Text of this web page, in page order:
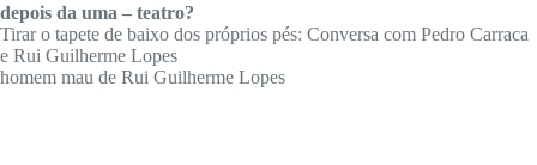
depois da uma – teatro?
Tirar o tapete de baixo dos próprios pés: Conversa com Pedro Carraca
e Rui Guilherme Lopes
homem mau de Rui Guilherme Lopes